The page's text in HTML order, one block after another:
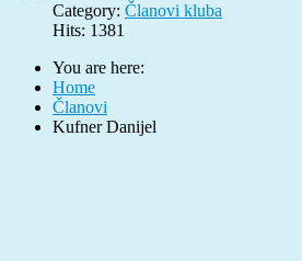
Category: Članovi kluba
Hits: 1381
You are here:
Home
Članovi
Kufner Danijel